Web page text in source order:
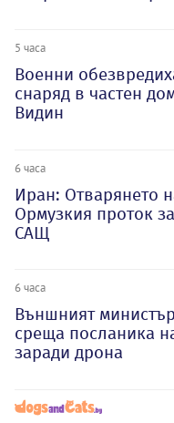
5 часа
Военни
снаряд в частен
Видин
6 часа
Иран: Отварянето
Ормузкия проток
САЩ
6 часа
Външният
среща посланика
заради дрона